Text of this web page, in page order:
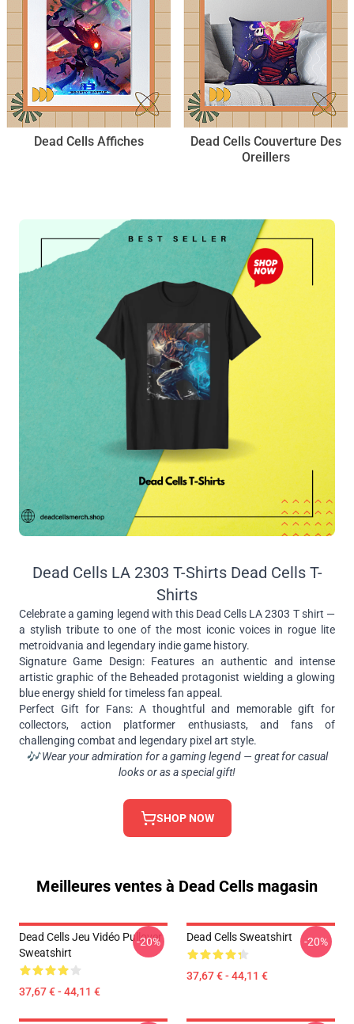
Dead Cells Affiches
Dead Cells Couverture Des
Oreillers
Dead Cells LA 2303 T-Shirts Dead Cells T-
Shirts
Celebrate a gaming legend with this Dead Cells LA 2303 T shirt —
a stylish tribute to one of the most iconic voices in rogue lite
metroidvania and legendary indie game history.
Signature Game Design: Features an authentic and intense
artistic graphic of the Beheaded protagonist wielding a glowing
blue energy shield for timeless fan appeal.
Perfect Gift for Fans: A thoughtful and memorable gift for
collectors, action platformer enthusiasts, and fans of
challenging combat and legendary pixel art style.
🎶 Wear your admiration for a gaming legend — great for casual
looks or as a special gift!
SHOP NOW
Meilleures ventes à Dead Cells magasin
Dead Cells Jeu Vidéo Pullover
Sweatshirt
37,67 € - 44,11 €
-20% Dead Cells Sweatshirt
37,67 € - 44,11 €
-20%